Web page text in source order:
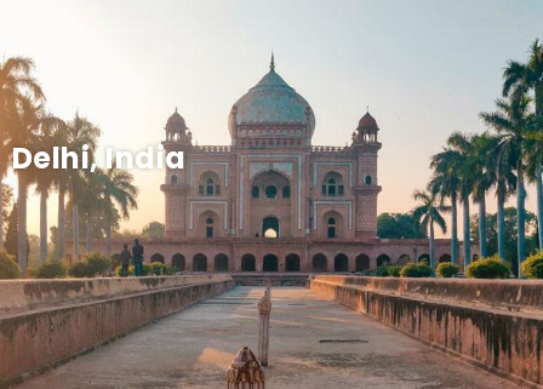
Delhi, India